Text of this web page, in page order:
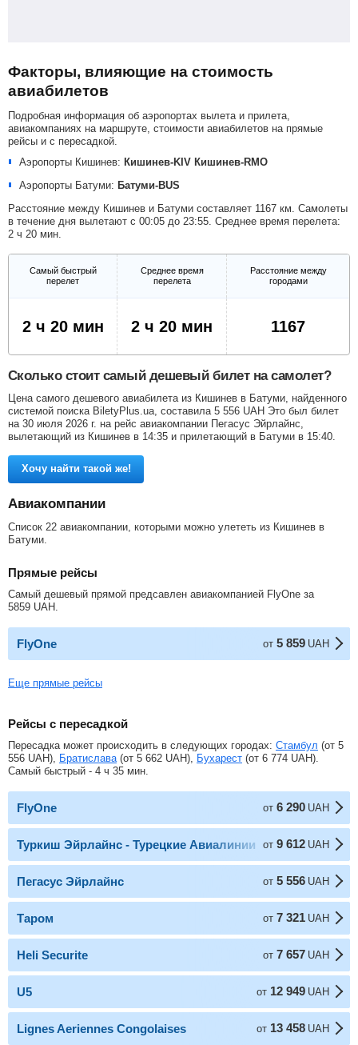
Факторы, влияющие на стоимость
авиабилетов
Подробная информация об аэропортах вылета и прилета,
авиакомпаниях на маршруте, стоимости авиабилетов на прямые
рейсы и с пересадкой.
Аэропорты Кишинев: Кишинев-KIV Кишинев-RMO
Аэропорты Батуми: Батуми-BUS
Расстояние между Кишинев и Батуми составляет 1167 км. Самолеты
в течение дня вылетают с 00:05 до 23:55. Среднее время перелета:
2 ч 20 мин.
Самый быстрый
перелет
Среднее время
перелета
Расстояние между
городами
2 ч 20 мин 2 ч 20 мин 1167
Сколько стоит самый дешевый билет на самолет?
Цена самого дешевого авиабилета из Кишинев в Батуми, найденного
системой поиска BiletyPlus.ua, составила 5 556 UAH Это был билет
на 30 июля 2026 г. на рейс авиакомпании Пегасус Эйрлайнс,
вылетающий из Кишинев в 14:35 и прилетающий в Батуми в 15:40.
Хочу найти такой же!
Авиакомпании
Список 22 авиакомпании, которыми можно улететь из Кишинев в
Батуми.
Прямые рейсы
Самый дешевый прямой предсавлен авиакомпанией FlyOne за
5859 UAH
FlyOne от 5 859 UAH
Еще прямые рейсы
Рейсы с пересадкой
Пересадка может происходить в следующих городах: Стамбул (от 5
556 UAH), Братислава (от 5 662 UAH), Бухарест (от 6 774 UAH).
Самый быстрый - 4 ч 35 мин.
FlyOne от 6 290 UAH
Туркиш Эйрлайнс - Турецкие Авиалинии от 9 612 UAH
Пегасус Эйрлайнс от 5 556 UAH
Таром от 7 321 UAH
Heli Securite от 7 657 UAH
U5 от 12 949 UAH
Lignes Aeriennes Congolaises от 13 458 UAH